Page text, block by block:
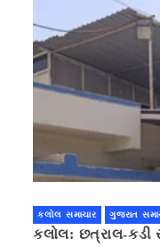
કલોલ સમાચાર ગુજરાત
કલોલ: છત્રાલ-કડી